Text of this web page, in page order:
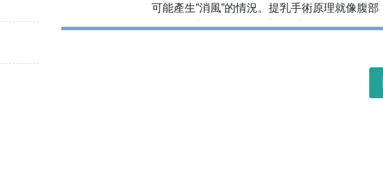
可能產生”消風”的情況。提乳手術原理就像腹部
拉皮、臉部拉皮或眼袋手術一樣，是同時處理